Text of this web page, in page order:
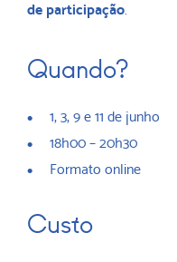
de participação.
Quando?
1, 3, 9 e 11 de junho
18h00 – 20h30
Formato online
Custo